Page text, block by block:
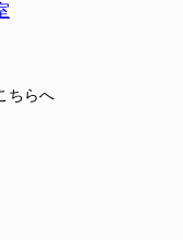
ちらへ